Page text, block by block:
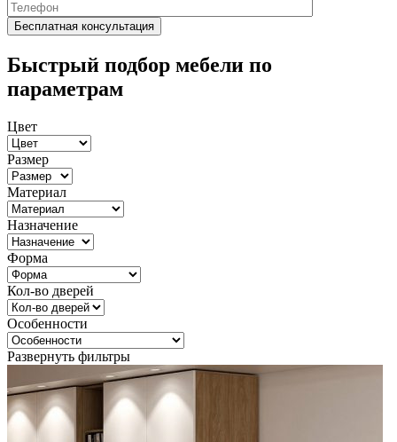
Быстрый подбор мебели по
параметрам
Цвет
Размер
Материал
Назначение
Форма
Кол-во дверей
Особенности
Развернуть фильтры